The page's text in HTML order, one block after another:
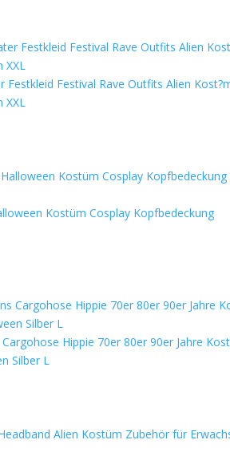
Festival Rave Outfits Alien
XXL
Kostüm Cosplay Kopfbedeckung
Hippie 70er 80er 90er Jahre
Silber L